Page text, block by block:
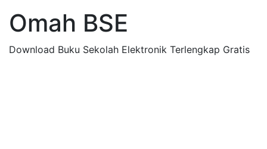
Omah BSE
Download Buku Sekolah Elektronik Terlengkap Gratis